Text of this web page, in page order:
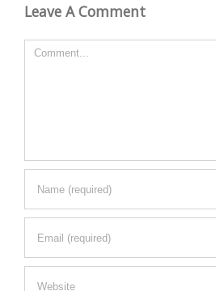
Leave A Comment
Comment